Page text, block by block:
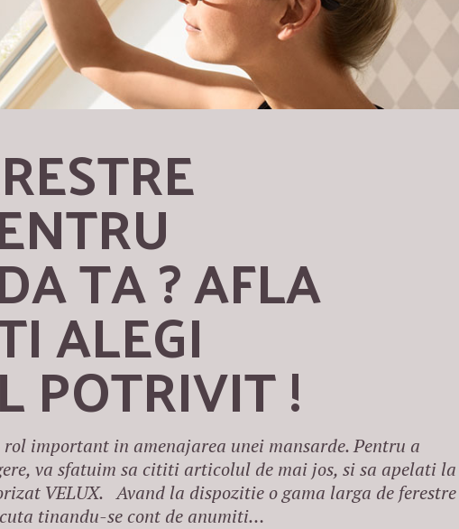
TA ? AFLA
ALEGI
POTRIVIT !
important in amenajarea unei mansarde. Pentru a
va sfatuim sa cititi articolul de mai jos, si sa apelati la
VELUX. Avand la dispozitie o gama larga de ferestre
tinandu-se cont de anumiti…